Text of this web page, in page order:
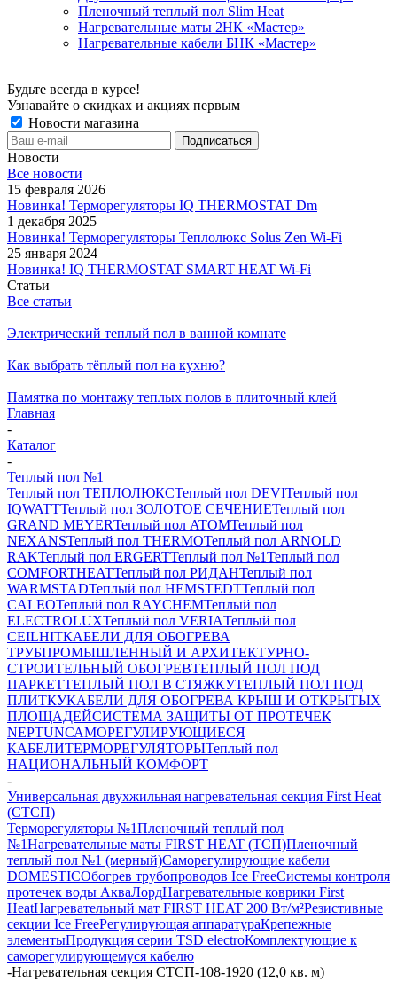
Пленочный теплый пол Slim Heat
Нагревательные маты 2НК «Мастер»
Нагревательные кабели БНК «Мастер»
Будьте всегда в курсе!
Узнавайте о скидках и акциях первым
Новости магазина
Новости
Все новости
15 февраля 2026
Новинка! Терморегуляторы IQ THERMOSTAT Dm
1 декабря 2025
Новинка! Терморегуляторы Теплолюкс Solus Zen Wi-Fi
25 января 2024
Новинка! IQ THERMOSTAT SMART HEAT Wi-Fi
Статьи
Все статьи
Электрический теплый пол в ванной комнате
Как выбрать тёплый пол на кухню?
Памятка по монтажу теплых полов в плиточный клей
Главная
-
Каталог
-
Теплый пол №1
Теплый пол ТЕПЛОЛЮКСТеплый пол DEVIТеплый пол
IQWATTТеплый пол ЗОЛОТОЕ СЕЧЕНИЕТеплый пол
GRAND MEYERТеплый пол ATOMТеплый пол
NEXANSТеплый пол THERMOТеплый пол ARNOLD
RAKТеплый пол ERGERTТеплый пол №1Теплый пол
COMFORTHEATТеплый пол РИДАНТеплый пол
WARMSTADТеплый пол HEMSTEDTТеплый пол
CALEOТеплый пол RAYCHEMТеплый пол
ELECTROLUXТеплый пол VERIAТеплый пол
CEILHITКАБЕЛИ ДЛЯ ОБОГРЕВА
ТРУБПРОМЫШЛЕННЫЙ И АРХИТЕКТУРНО-
СТРОИТЕЛЬНЫЙ ОБОГРЕВТЕПЛЫЙ ПОЛ ПОД
ПАРКЕТТЕПЛЫЙ ПОЛ В СТЯЖКУТЕПЛЫЙ ПОЛ ПОД
ПЛИТКУКАБЕЛИ ДЛЯ ОБОГРЕВА КРЫШ И ОТКРЫТЫХ
ПЛОЩАДЕЙСИСТЕМА ЗАЩИТЫ ОТ ПРОТЕЧЕК
NEPTUNСАМОРЕГУЛИРУЮЩИЕСЯ
КАБЕЛИТЕРМОРЕГУЛЯТОРЫТеплый пол
НАЦИОНАЛЬНЫЙ КОМФОРТ
-
Универсальная двухжильная нагревательная секция First Heat
(СТСП)
Терморегуляторы №1Пленочный теплый пол
№1Нагревательные маты FIRST HEAT (ТСП)Пленочный
теплый пол №1 (мерный)Саморегулирующие кабели
DOMESTICОбогрев трубопроводов Ice FreeСистемы контроля
протечек воды АкваЛордНагревательные коврики First
HeatНагревательный мат FIRST HEAT 200 Вт/м²Резистивные
секции Ice FreeРегулирующая аппаратураКрепежные
элементыПродукция серии TSD electroКомплектующие к
саморегулирующемуся кабелю
-Нагревательная секция СТСП-108-1920 (12,0 кв. м)